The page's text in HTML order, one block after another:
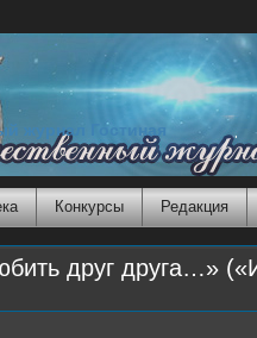
журнал Гостиная
Конкурсы Редакция
друг друга…»